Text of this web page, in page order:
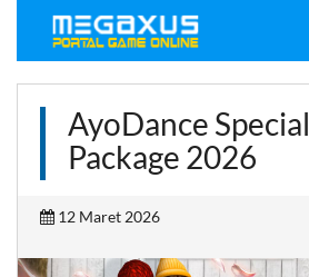
AyoDance Special
Package 2026
12 Maret 2026